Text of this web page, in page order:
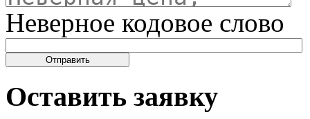
Неверное кодовое слово
Оставить заявку